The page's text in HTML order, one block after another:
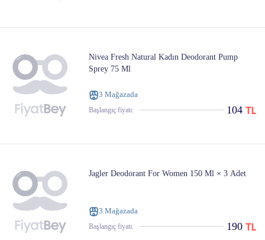
Nivea Fresh Natural Kadın Deodorant Pump
Sprey 75 Ml
3 Mağazada
Başlangıç ​​fiyatı: 104
Jagler Deodorant For Women 150 Ml × 3 Adet
3 Mağazada
Başlangıç ​​fiyatı: 190